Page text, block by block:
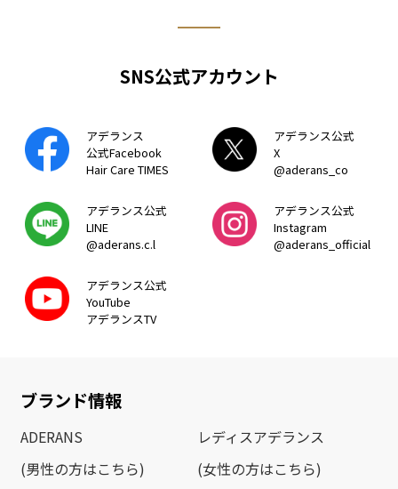
SNS公式アカウント
アデランス
公式Facebook
Hair Care TIMES
アデランス公式
X
@aderans_co
アデランス公式
LINE
@aderans.c.l
アデランス公式
Instagram
@aderans_official
アデランス公式
YouTube
アデランスTV
ブランド情報
ADERANS
(男性の方はこちら)
レディスアデランス
(女性の方はこちら)